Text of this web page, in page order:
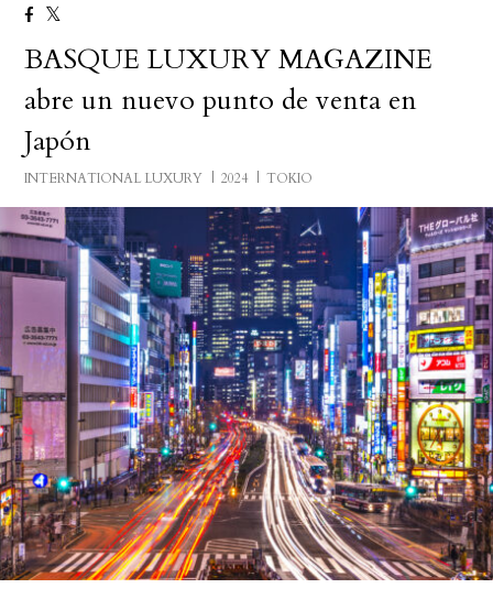
BASQUE LUXURY MAGAZINE
abre un nuevo punto de venta en
Japón
INTERNATIONAL LUXURY 2024 TOKIO